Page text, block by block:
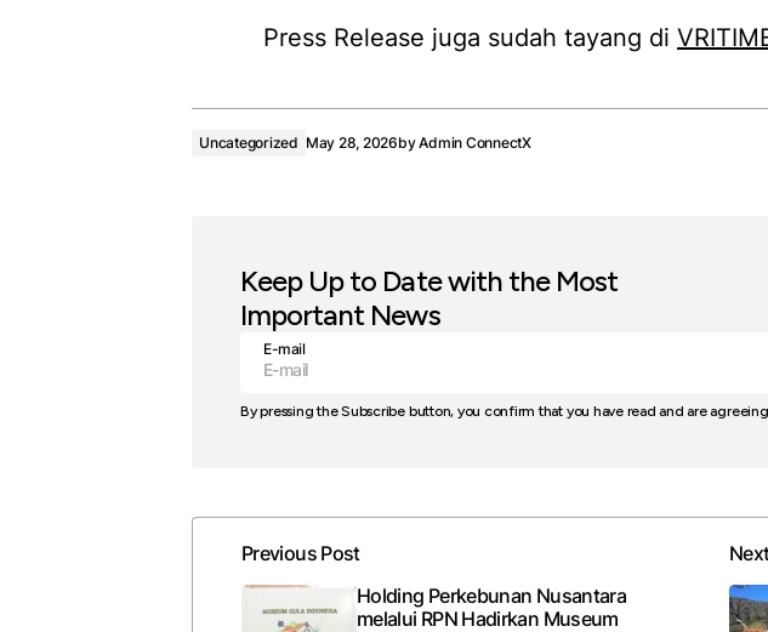
Press Release juga sudah tayang di
Uncategorized May 28, 2026byAdmin ConnectX
Keep Up to Date with the Most
Important News
E-mail
By pressing the Subscribe button, you confirm that you have read and are
Previous Post
Holding Perkebunan Nusantara
melalui RPN Hadirkan Museum